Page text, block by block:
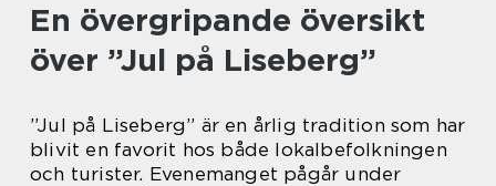
En övergripande översikt
över ”Jul på Liseberg”
”Jul på Liseberg” är en årlig tradition som har
blivit en favorit hos både lokalbefolkningen
och turister. Evenemanget pågår under